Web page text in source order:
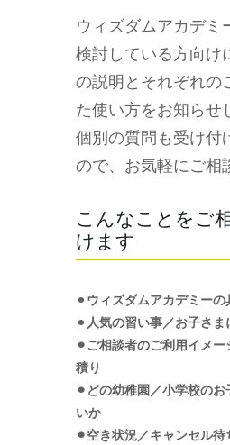
ウィズダムアカデミ
検討している方向け
の説明とそれぞれの
た使い方をお知らせ
個別の質問も受け付
ので、お気軽にご相
こんなことをご
けます
⚫︎ ウィズダムアカデミー
⚫︎ 人気の習い事／お子さ
⚫︎ご相談者のご利用イメ
積り
⚫︎どの幼稚園／小学校の
いか
⚫︎空き状況／キャンセル待